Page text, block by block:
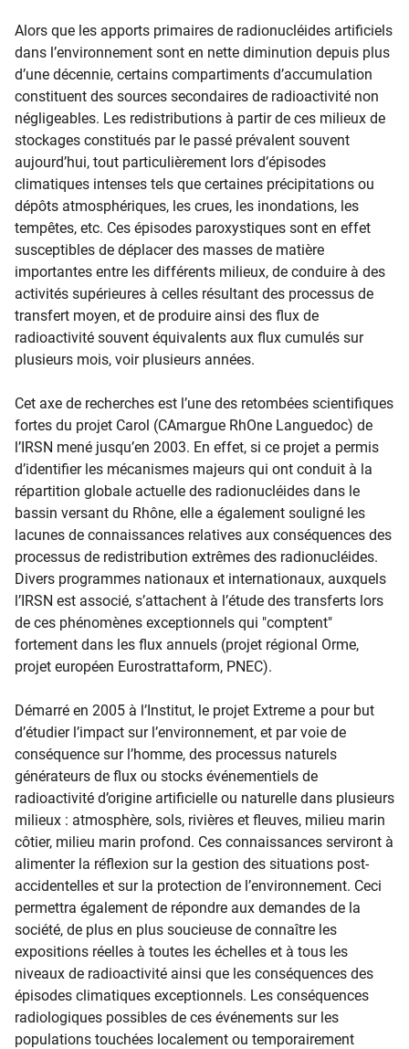
Alors que les apports primaires de radionucléides artificiels
dans l’environnement sont en nette diminution depuis plus
d’une décennie, certains compartiments d’accumulation
constituent des sources secondaires de radioactivité non
négligeables. Les redistributions à partir de ces milieux de
stockages constitués par le passé prévalent souvent
aujourd’hui, tout particulièrement lors d’épisodes
climatiques intenses tels que certaines précipitations ou
dépôts atmosphériques, les crues, les inondations, les
tempêtes, etc. Ces épisodes paroxystiques sont en effet
susceptibles de déplacer des masses de matière
importantes entre les différents milieux, de conduire à des
activités supérieures à celles résultant des processus de
transfert moyen, et de produire ainsi des flux de
radioactivité souvent équivalents aux flux cumulés sur
plusieurs mois, voir plusieurs années.
Cet axe de recherches est l’une des retombées scientifiques
fortes du projet Carol (CAmargue RhOne Languedoc) de
l’IRSN mené jusqu’en 2003. En effet, si ce projet a permis
d’identifier les mécanismes majeurs qui ont conduit à la
répartition globale actuelle des radionucléides dans le
bassin versant du Rhône, elle a également souligné les
lacunes de connaissances relatives aux conséquences des
processus de redistribution extrêmes des radionucléides.
Divers programmes nationaux et internationaux, auxquels
l’IRSN est associé, s’attachent à l’étude des transferts lors
de ces phénomènes exceptionnels qui "comptent"
fortement dans les flux annuels (projet régional Orme,
projet européen Eurostrattaform, PNEC).
Démarré en 2005 à l’Institut, le projet Extreme a pour but
d’étudier l’impact sur l’environnement, et par voie de
conséquence sur l’homme, des processus naturels
générateurs de flux ou stocks événementiels de
radioactivité d’origine artificielle ou naturelle dans plusieurs
milieux : atmosphère, sols, rivières et fleuves, milieu marin
côtier, milieu marin profond. Ces connaissances serviront à
alimenter la réflexion sur la gestion des situations post-
accidentelles et sur la protection de l’environnement. Ceci
permettra également de répondre aux demandes de la
société, de plus en plus soucieuse de connaître les
expositions réelles à toutes les échelles et à tous les
niveaux de radioactivité ainsi que les conséquences des
épisodes climatiques exceptionnels. Les conséquences
radiologiques possibles de ces événements sur les
populations touchées localement ou temporairement